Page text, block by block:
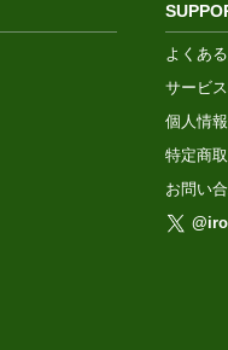
よくあ
サービ
個人情
特定商
お問い